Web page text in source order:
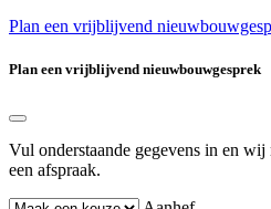
Plan een vrijblijvend
Plan een vrijblijvend nieuwbouwgesprek
Vul onderstaande gegevens in en
een afspraak.